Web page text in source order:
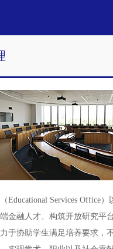
Educational Services Office
金融人才、构筑开放研究平
于协助学生满足培养要求，